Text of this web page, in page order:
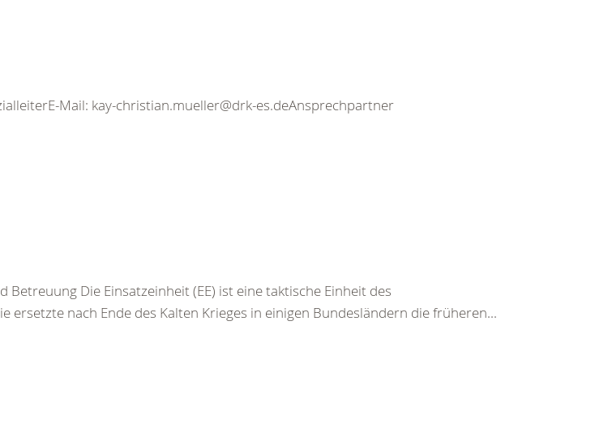
Mail: kay-christian.mueller@drk-es.deAnsprechpartner
Betreuung Die Einsatzeinheit (EE) ist eine taktische Einheit des
ersetzte nach Ende des Kalten Krieges in einigen Bundesländern die früheren...